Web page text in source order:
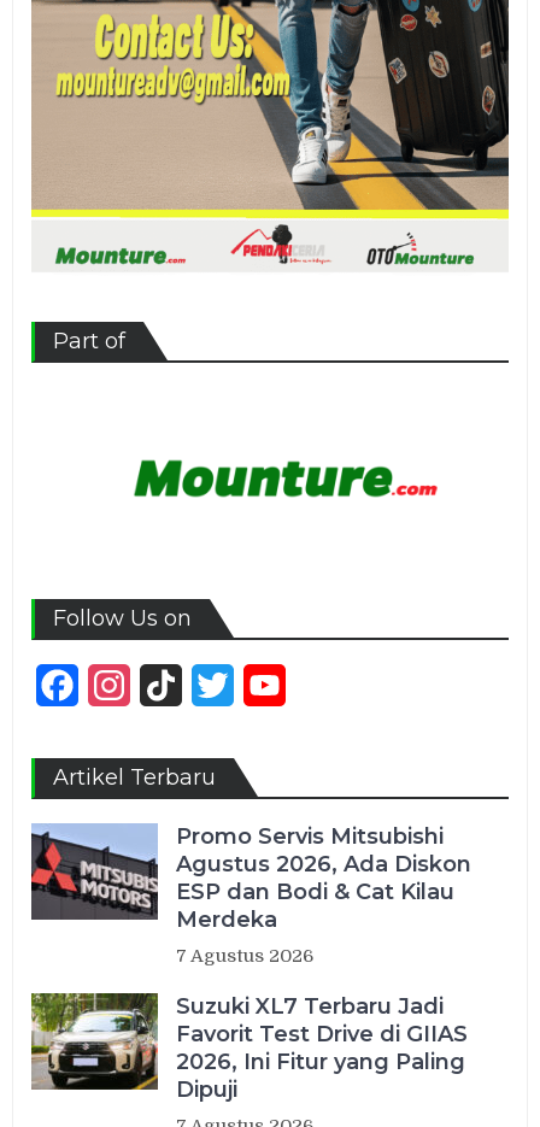
Part of
Follow Us on
FacebookInstagram
TikTok Twitter
Artikel Terbaru
Promo Servis Mitsubishi
Agustus 2026, Ada Diskon
ESP dan Bodi & Cat Kilau
Merdeka
7 Agustus 2026
Suzuki XL7 Terbaru Jadi
Favorit Test Drive di GIIAS
2026, Ini Fitur yang Paling
Dipuji